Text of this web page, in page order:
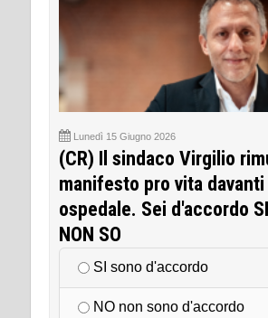
Lunedì 15 Giugno 2026
(CR) Il sindaco Virgilio
manifesto pro vita davanti
ospedale. Sei d'accordo
NON SO
SI sono d'accordo
NO non sono d'accordo